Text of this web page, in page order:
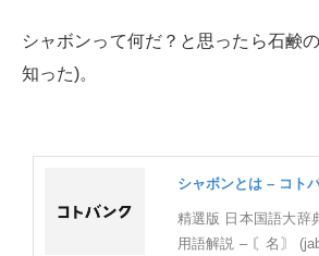
シャボンって何だ？と思ったら石鹸
知った)。
シャボンとは – コト
精選版 日本国語大辞
用語解説 – 〘名〙